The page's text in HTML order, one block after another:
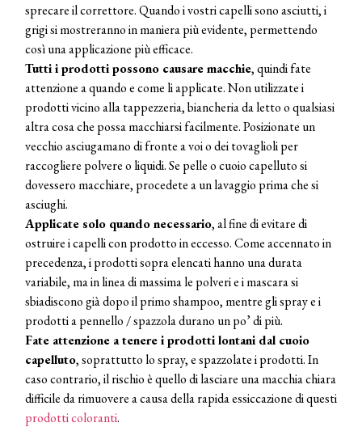
sprecare il correttore. Quando i vostri capelli sono asciutti, i
grigi si mostreranno in maniera più evidente, permettendo
così una applicazione più efficace.
Tutti i prodotti possono causare macchie, quindi fate
attenzione a quando e come li applicate. Non utilizzate i
prodotti vicino alla tappezzeria, biancheria da letto o qualsiasi
altra cosa che possa macchiarsi facilmente. Posizionate un
vecchio asciugamano di fronte a voi o dei tovaglioli per
raccogliere polvere o liquidi. Se pelle o cuoio capelluto si
dovessero macchiare, procedete a un lavaggio prima che si
asciughi.
Applicate solo quando necessario, al fine di evitare di
ostruire i capelli con prodotto in eccesso. Come accennato in
precedenza, i prodotti sopra elencati hanno una durata
variabile, ma in linea di massima le polveri e i mascara si
sbiadiscono già dopo il primo shampoo, mentre gli spray e i
prodotti a pennello / spazzola durano un po’ di più.
Fate attenzione a tenere i prodotti lontani dal cuoio
capelluto, soprattutto lo spray, e spazzolate i prodotti. In
caso contrario, il rischio è quello di lasciare una macchia chiara
difficile da rimuovere a causa della rapida essiccazione di questi
prodotti coloranti.
COSMOPROF WORLDWIDE BOLOGNA
Cosmprof Worldwide Bologna
presenta THE BEAUTY &
WELLNESS CONGRESS 2022: I
TEMI
DYSON
Dyson presenta la nuova collezione
pervinca e rosé per Natale
COTRIL
Continua la carrellata di look firmati
Cotril alla Festa del Cinema di Roma
TONI&GUY
A Natale regala una doppia
TONI&GUY “Feel Good Experience”!
TONI&GUY
LABEL.M lancia la sua innovativa ed
eco-sostenibile linea di prodotti
professionali